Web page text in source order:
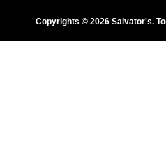
Copyrights © 2026 Salvator's.